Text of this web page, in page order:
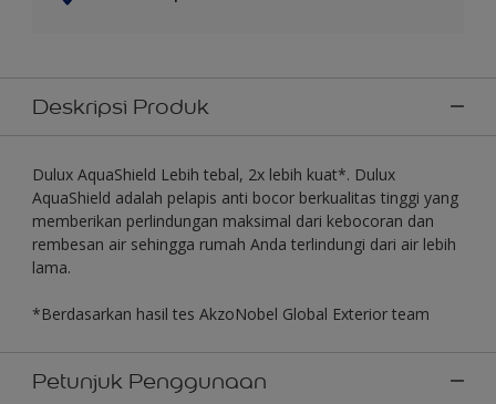
Deskripsi Produk
Dulux AquaShield Lebih tebal, 2x lebih kuat*. Dulux
AquaShield adalah pelapis anti bocor berkualitas tinggi yang
memberikan perlindungan maksimal dari kebocoran dan
rembesan air sehingga rumah Anda terlindungi dari air lebih
lama.
*Berdasarkan hasil tes AkzoNobel Global Exterior team
Petunjuk Penggunaan